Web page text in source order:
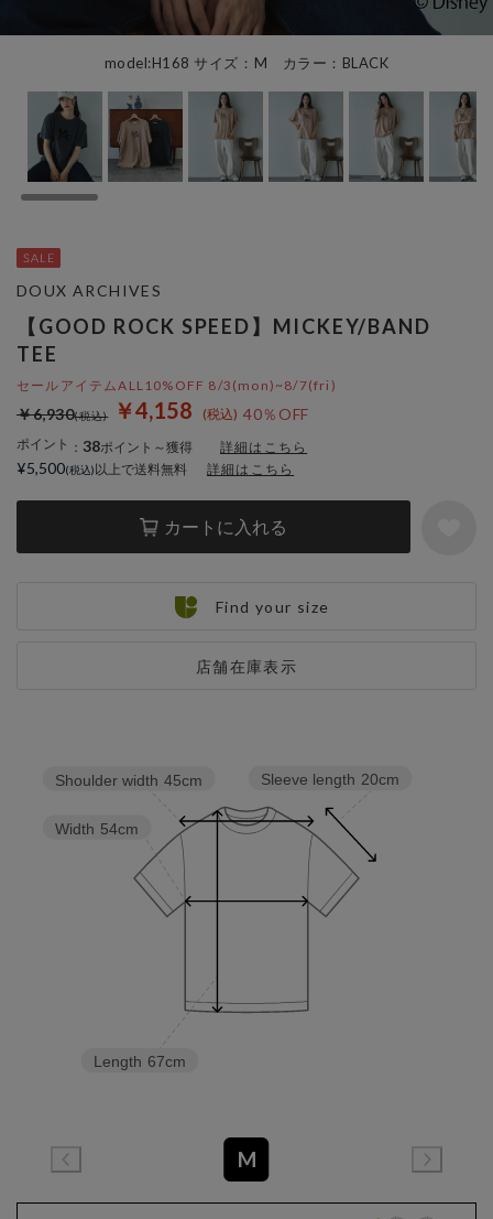
model:H168 サイズ：M カラー：BLACK
【GOOD ROCK SPEED】MICKEY/BAND
TEE
セールアイテムALL10%OFF 8/3(mon)~8/7(fri)
￥4,158 40％OFF
￥6,930
ポイント ： 38ポイント～獲得 詳細はこちら
カートに入れる
店舗在庫表示
DOUX ARCHIVES
¥5,500 以上で送料無料 詳細はこちら
Find your size
Sleeve length 20cm
Length 67cm
Width 54cm
Shoulder width 45cm
M